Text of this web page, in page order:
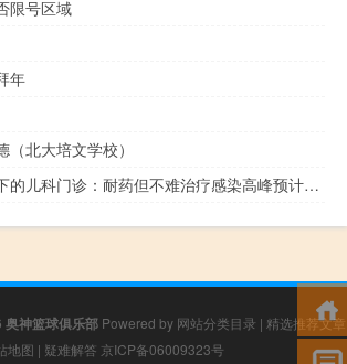
限号区域
年
北大培文学校）
肺炎支原体流行下的儿科门诊：耐药但不难治疗感染高峰预计持续至寒假
奥神篮球俱乐部Powered by 网站分类目录 | 精选推荐文章
地图 | 疑难解答 京ICP备06009323号